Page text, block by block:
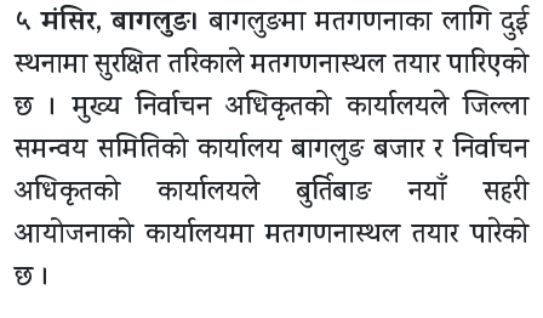
५ मंसिर, बागलुङ। बागलुङमा मतगणनाका लागि दुई
स्थनामा सुरक्षित तरिकाले मतगणनास्थल तयार पारिएको
छ । मुख्य निर्वाचन अधिकृतको कार्यालयले जिल्ला
समन्वय समितिको कार्यालय बागलुङ बजार र निर्वाचन
अधिकृतको कार्यालयले बुर्तिबाङ नयाँ सहरी
आयोजनाको कार्यालयमा मतगणनास्थल तयार पारेको
छ ।